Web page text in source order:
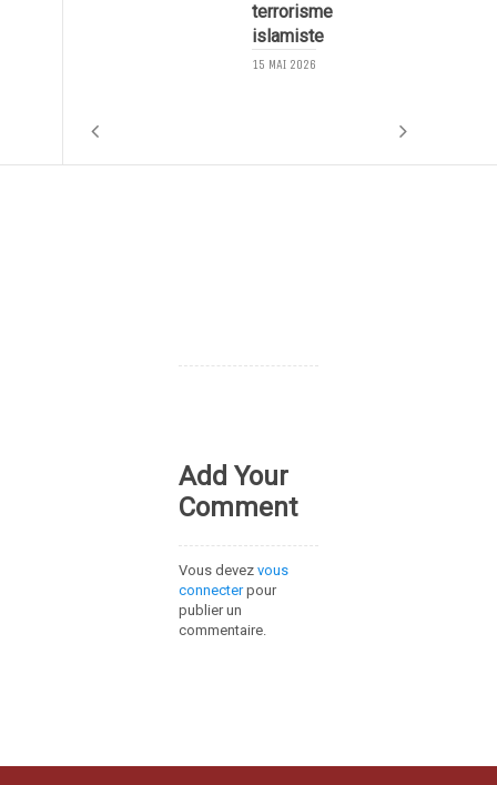
terrorisme
islamiste
15 MAI 2026
Add Your
Comment
Vous devez vous
connecterpour
publier un
commentaire.